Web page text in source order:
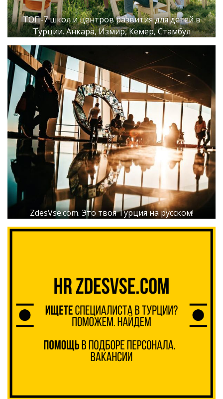
ТОП-7 школ и центров развития для детей в
Турции. Анкара, Измир, Кемер, Стамбул
ZdesVse.com. Это твоя Турция на русском!